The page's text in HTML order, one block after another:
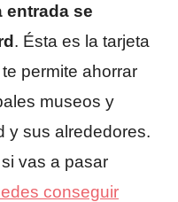
entrada se
. Ésta es la tarjeta
permite ahorrar
museos y
y sus alrededores.
vas a pasar
conseguir